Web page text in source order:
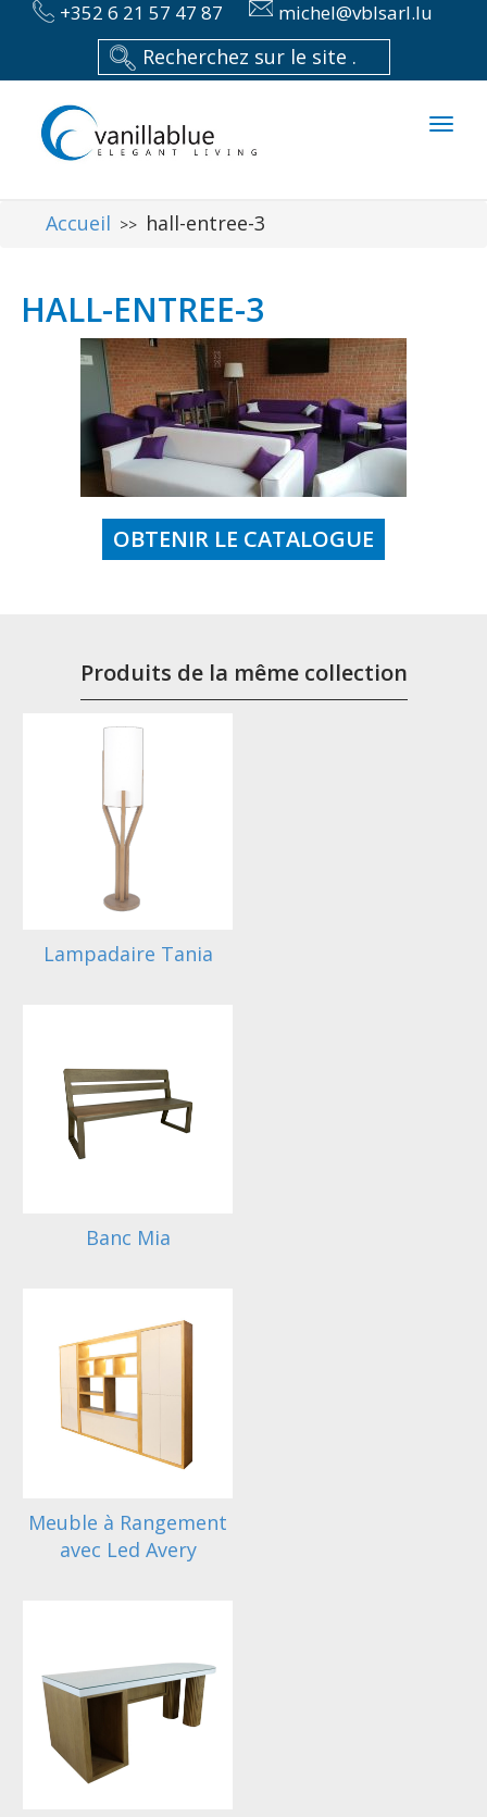
+352 6 21 57 47 87 michel@vblsarl.lu
Accueil >> hall-entree-3
HALL-ENTREE-3
OBTENIR LE CATALOGUE
Produits de la même collection
Lampadaire Tania
Banc Mia
Meuble à Rangement
avec Led Avery